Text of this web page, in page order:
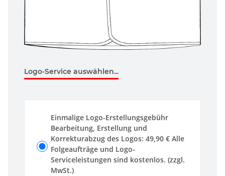
Logo-Service auswählen...
Einmalige Logo-Erstellungsgebühr
Bearbeitung, Erstellung und
Korrekturabzug des Logos: 49,90 € Alle
Folgeaufträge und Logo-
Serviceleistungen sind kostenlos. (zzgl.
MwSt.)